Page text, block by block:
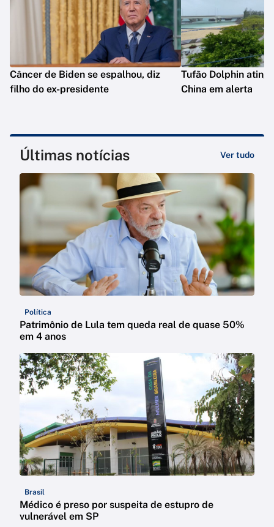
Câncer de Biden se espalhou, diz
filho do ex-presidente
Tufão Dolphin
China em alerta
Últimas notícias Ver tudo
Política
Patrimônio de Lula tem queda real de quase 50%
em 4 anos
Brasil
Médico é preso por suspeita de estupro de
vulnerável em SP